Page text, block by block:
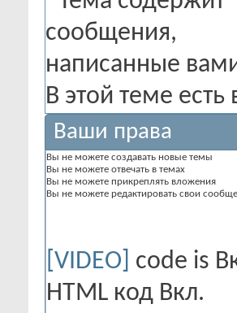
В этой теме
Ваши права
Вы не можете создавать новые темы
Вы не можете отвечать в темах
Вы не можете прикреплять вложения
Вы не можете редактировать свои
[VIDEO] code is
HTML код Вкл.